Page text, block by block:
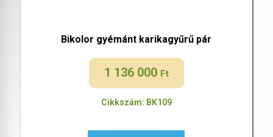
Bikolor gyémánt karikagyűrű pár
1 136 000 Ft
Cikkszám: BK109